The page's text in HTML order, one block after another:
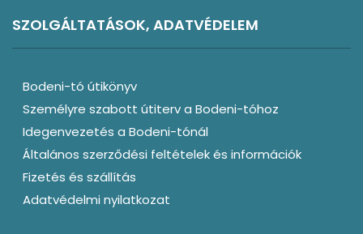
SZOLGÁLTATÁSOK, ADATVÉDELEM
Bodeni-tó útikönyv
Személyre szabott útiterv a Bodeni-tóhoz
Idegenvezetés a Bodeni-tónál
Általános szerződési feltételek és információk
Fizetés és szállítás
Adatvédelmi nyilatkozat